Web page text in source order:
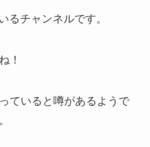
るチャンネルです。
！
ていると噂があるようで